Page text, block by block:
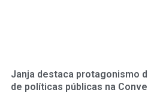
Janja destaca protagonismo
de políticas públicas na